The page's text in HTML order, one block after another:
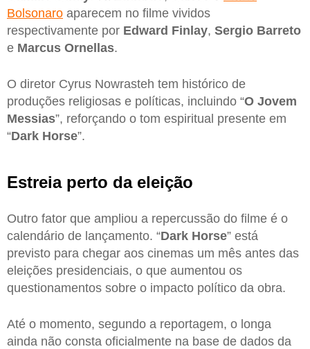
Bolsonaro aparecem no filme vividos
respectivamente por Edward Finlay, Sergio Barreto
e Marcus Ornellas.
O diretor Cyrus Nowrasteh tem histórico de
produções religiosas e políticas, incluindo “O Jovem
Messias”, reforçando o tom espiritual presente em
“Dark Horse”.
Estreia perto da eleição
Outro fator que ampliou a repercussão do filme é o
calendário de lançamento. “Dark Horse” está
previsto para chegar aos cinemas um mês antes das
eleições presidenciais, o que aumentou os
questionamentos sobre o impacto político da obra.
Até o momento, segundo a reportagem, o longa
ainda não consta oficialmente na base de dados da